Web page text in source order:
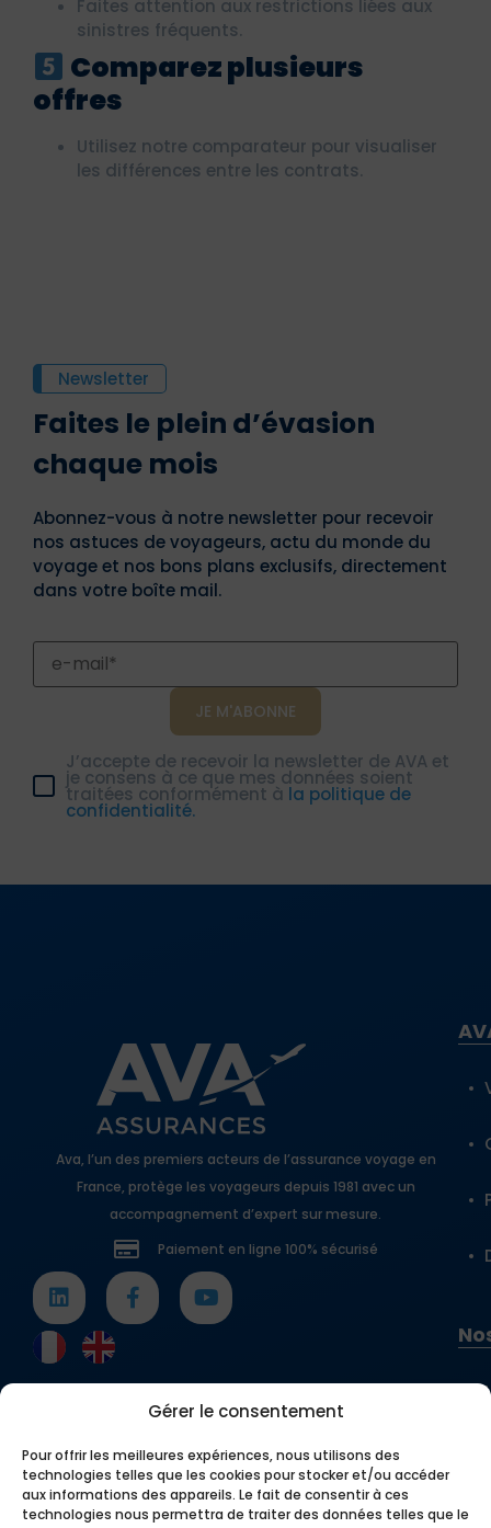
Gérer le consentement
Pour offrir les meilleures expériences, nous utilisons des
technologies telles que les cookies pour stocker et/ou accéder
aux informations des appareils. Le fait de consentir à ces
technologies nous permettra de traiter des données telles que le
Faites attention aux restrictions liées aux
sinistres fréquents.
Comparez plusieurs
offres
Utilisez notre comparateur pour visualiser
les différences entre les contrats.
Newsletter
Faites le plein d’évasion
chaque mois
Abonnez-vous à notre newsletter pour recevoir
nos astuces de voyageurs, actu du monde du
voyage et nos bons plans exclusifs, directement
dans votre boîte mail.
J’accepte de recevoir la newsletter de AVA et
je consens à ce que mes données soient
traitées conformément à la politique de
confidentialité.
Ava, l’un des premiers acteurs de l’assurance voyage en
France, protège les voyageurs depuis 1981 avec un
accompagnement d’expert sur mesure.
Paiement en ligne 100% sécurisé